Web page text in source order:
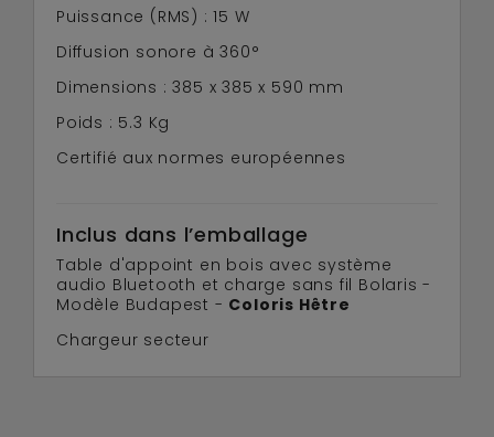
Puissance (RMS) : 15 W
Diffusion sonore à 360°
Dimensions : 385 x 385 x 590 mm
Poids : 5.3 Kg
Certifié aux normes européennes
Inclus dans l’emballage
Table d'appoint en bois avec système
audio Bluetooth et charge sans fil Bolaris -
Modèle Budapest - Coloris Hêtre
Chargeur secteur